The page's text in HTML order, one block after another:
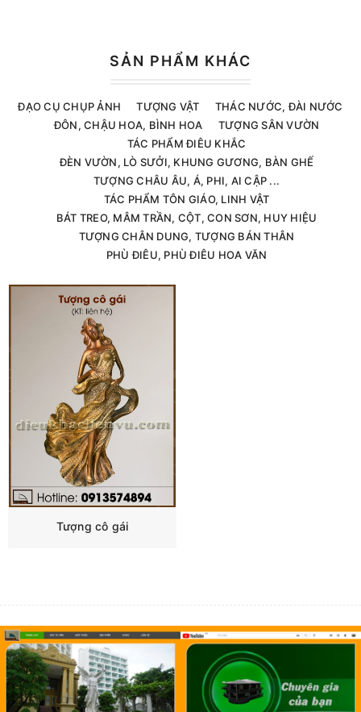
SẢN PHẨM KHÁC
ĐẠO CỤ CHỤP ẢNH TƯỢNG VẬT
THÁC NƯỚC, ĐÀI NƯỚC
ĐÔN, CHẬU HOA, BÌNH HOA
TƯỢNG SÂN VƯỜN
TÁC PHẨM ĐIÊU KHẮC
ĐÈN VƯỜN, LÒ SƯỞI, KHUNG GƯƠNG, BÀN GHẾ
TƯỢNG CHÂU ÂU, Á, PHI, AI CẬP ...
TÁC PHẨM TÔN GIÁO, LINH VẬT
BÁT TREO, MÂM TRẦN, CỘT, CON SƠN, HUY HIỆU
TƯỢNG CHÂN DUNG, TƯỢNG BÁN THÂN
PHÙ ĐIÊU, PHÙ ĐIÊU HOA VĂN
Tượng cô gái